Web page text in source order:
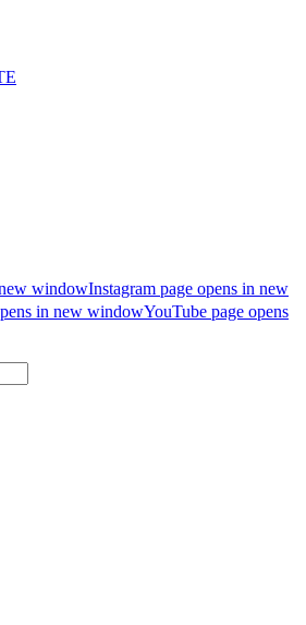
windowInstagram page opens in new
in new windowYouTube page opens